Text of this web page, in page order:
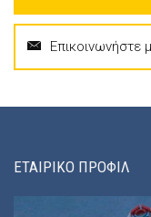
Επικοινωνήστε
ΕΤΑΙΡΙΚΟ ΠΡΟΦΙΛ